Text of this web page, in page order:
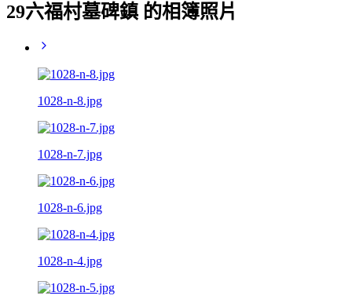
29六福村墓碑鎮 的相簿照片
1028-n-8.jpg
1028-n-7.jpg
1028-n-6.jpg
1028-n-4.jpg